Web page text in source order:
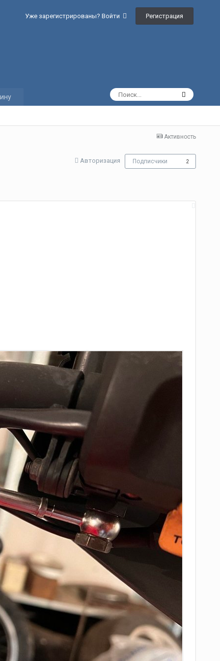
Уже зарегистрированы? Войти Регистрация
Активность
Авторизация Подписчики 2